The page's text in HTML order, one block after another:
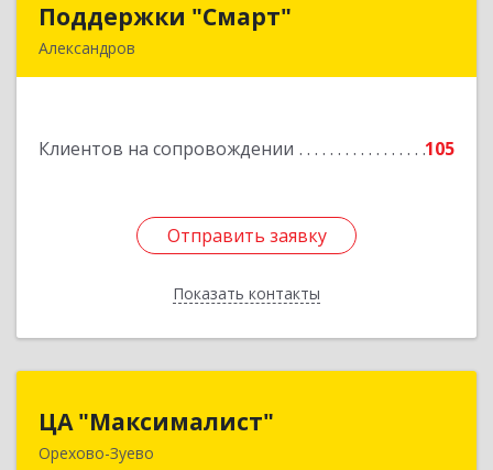
Поддержки "Смарт"
Александров
Клиентов на сопровождении 105
Отправить заявку
Показать контакты
Поддержки "Смарт"
Отправить заявку
Назад
ЦА "Максималист"
Орехово-Зуево
142600, Московская обл, Орехово-Зуево г,